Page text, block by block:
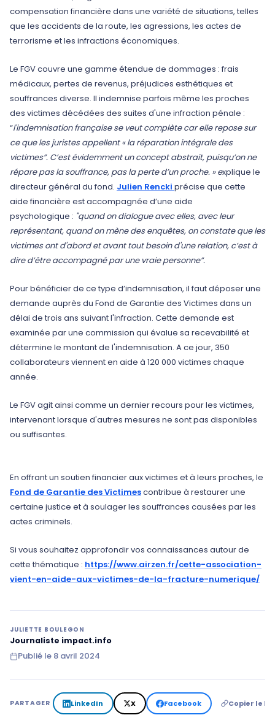
compensation financière dans une variété de situations, telles
que les accidents de la route, les agressions, les actes de
terrorisme et les infractions économiques.
Le FGV couvre une gamme étendue de dommages : frais
médicaux, pertes de revenus, préjudices esthétiques et
souffrances diverse. Il indemnise parfois même les proches
des victimes décédées des suites d'une infraction pénale :
“l'indemnisation française se veut complète car elle repose sur
ce que les juristes appellent « la réparation intégrale des
victimes”. C’est évidemment un concept abstrait, puisqu’on ne
répare pas la souffrance, pas la perte d’un proche. » explique le
directeur général du fond. Julien Rencki précise que cette
aide financière est accompagnée d’une aide
psychologique : "quand on dialogue avec elles, avec leur
représentant, quand on mène des enquêtes, on constate que les
victimes ont d'abord et avant tout besoin d'une relation, c’est à
dire d’être accompagné par une vraie personne”.
Pour bénéficier de ce type d’indemnisation, il faut déposer une
demande auprès du Fond de Garantie des Victimes dans un
délai de trois ans suivant l'infraction. Cette demande est
examinée par une commission qui évalue sa recevabilité et
détermine le montant de l'indemnisation. A ce jour, 350
collaborateurs viennent en aide à 120 000 victimes chaque
année.
Le FGV agit ainsi comme un dernier recours pour les victimes,
intervenant lorsque d'autres mesures ne sont pas disponibles
ou suffisantes.
En offrant un soutien financier aux victimes et à leurs proches, le
Fond de Garantie des Victimescontribue à restaurer une
certaine justice et à soulager les souffrances causées par les
actes criminels.
Si vous souhaitez approfondir vos connaissances autour de
cette thématique : https://www.airzen.fr/cette-association-
vient-en-aide-aux-victimes-de-la-fracture-numerique/
JULIETTE BOULEGON
Journaliste impact.info
Publié le 8 avril 2024
PARTAGER LinkedIn X Facebook Copier le